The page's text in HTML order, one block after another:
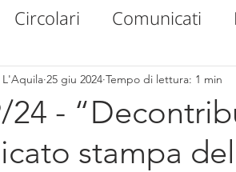
Circolari Comunicati
Appuntamenti Territorio
diritto d'impresa
24 -
stampa
25 giu 2024 Tempo di lettura: 1 min